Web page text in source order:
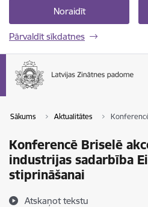
Noraidīt
Pārvaldīt sīkdatnes
Sākums Aktualitātes
Konferencē Briselē
industrijas sadarbība
stiprināšanai
Atskaņot tekstu